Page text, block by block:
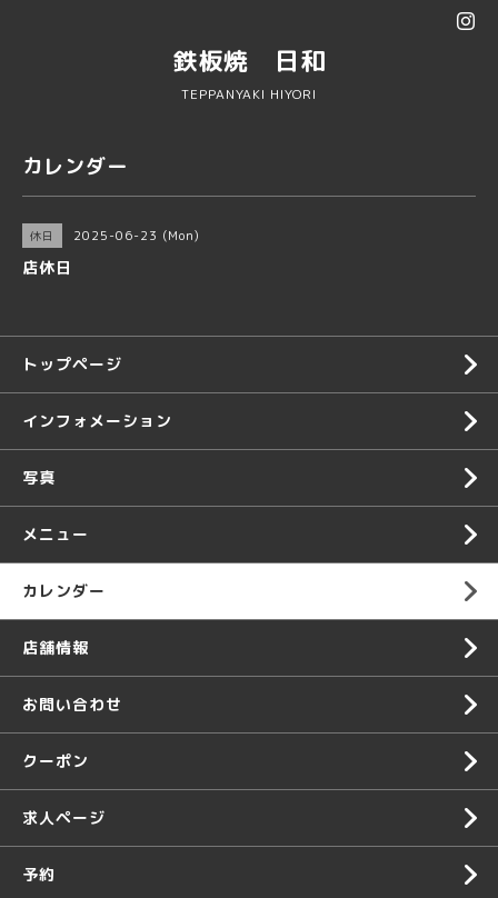
鉄板焼 日和
TEPPANYAKI HIYORI
カレンダー
休日 2025-06-23 (Mon)
店休日
トップページ
インフォメーション
写真
メニュー
カレンダー
店舗情報
お問い合わせ
クーポン
求人ページ
予約